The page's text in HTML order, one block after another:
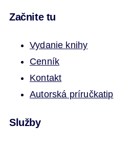
Začnite tu
Vydanie knihy
Cenník
Kontakt
Autorská príručkatip
Služby